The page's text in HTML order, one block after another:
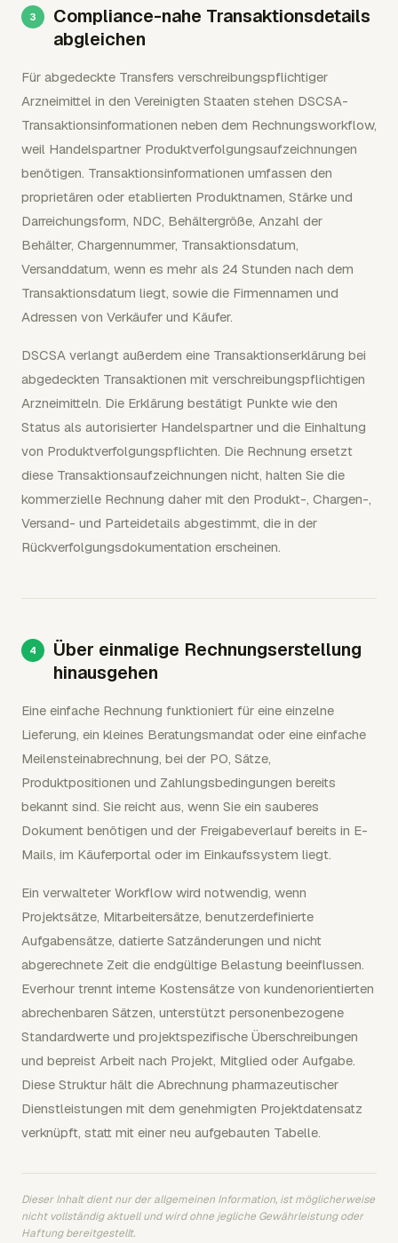
Compliance-nahe Transaktionsdetails
abgleichen
Für abgedeckte Transfers verschreibungspflichtiger
Arzneimittel in den Vereinigten Staaten stehen DSCSA-
Transaktionsinformationen neben dem Rechnungsworkflow,
weil Handelspartner Produktverfolgungsaufzeichnungen
benötigen. Transaktionsinformationen umfassen den
proprietären oder etablierten Produktnamen, Stärke und
Darreichungsform, NDC, Behältergröße, Anzahl der
Behälter, Chargennummer, Transaktionsdatum,
Versanddatum, wenn es mehr als 24 Stunden nach dem
Transaktionsdatum liegt, sowie die Firmennamen und
Adressen von Verkäufer und Käufer.
DSCSA verlangt außerdem eine Transaktionserklärung bei
abgedeckten Transaktionen mit verschreibungspflichtigen
Arzneimitteln. Die Erklärung bestätigt Punkte wie den
Status als autorisierter Handelspartner und die Einhaltung
von Produktverfolgungspflichten. Die Rechnung ersetzt
diese Transaktionsaufzeichnungen nicht, halten Sie die
kommerzielle Rechnung daher mit den Produkt-, Chargen-,
Versand- und Parteidetails abgestimmt, die in der
Rückverfolgungsdokumentation erscheinen.
Über einmalige Rechnungserstellung
hinausgehen
Eine einfache Rechnung funktioniert für eine einzelne
Lieferung, ein kleines Beratungsmandat oder eine einfache
Meilensteinabrechnung, bei der PO, Sätze,
Produktpositionen und Zahlungsbedingungen bereits
bekannt sind. Sie reicht aus, wenn Sie ein sauberes
Dokument benötigen und der Freigabeverlauf bereits in E-
Mails, im Käuferportal oder im Einkaufssystem liegt.
Ein verwalteter Workflow wird notwendig, wenn
Projektsätze, Mitarbeitersätze, benutzerdefinierte
Aufgabensätze, datierte Satzänderungen und nicht
abgerechnete Zeit die endgültige Belastung beeinflussen.
Everhour trennt interne Kostensätze von kundenorientierten
abrechenbaren Sätzen, unterstützt personenbezogene
Standardwerte und projektspezifische Überschreibungen
und bepreist Arbeit nach Projekt, Mitglied oder Aufgabe.
Diese Struktur hält die Abrechnung pharmazeutischer
Dienstleistungen mit dem genehmigten Projektdatensatz
verknüpft, statt mit einer neu aufgebauten Tabelle.
Dieser Inhalt dient nur der allgemeinen Information, ist möglicherweise
nicht vollständig aktuell und wird ohne jegliche Gewährleistung oder
Haftung bereitgestellt.